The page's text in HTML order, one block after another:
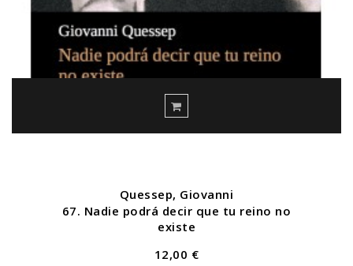
Quessep, Giovanni
67. Nadie podrá decir que tu reino no
existe
12,00 €